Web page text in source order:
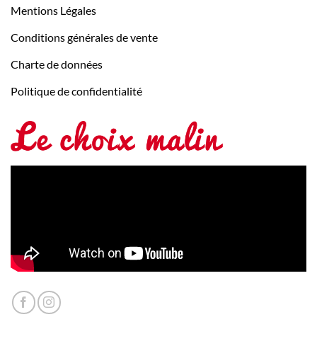
Mentions Légales
Conditions générales de vente
Charte de données
Politique de confidentialité